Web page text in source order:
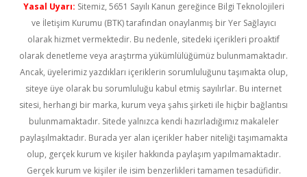
Yasal Uyarı: Sitemiz, 5651 Sayılı Kanun gereğince Bilgi Teknolojileri
ve İletişim Kurumu (BTK) tarafından onaylanmış bir Yer Sağlayıcı
olarak hizmet vermektedir. Bu nedenle, sitedeki içerikleri proaktif
olarak denetleme veya araştırma yükümlülüğümüz bulunmamaktadır.
Ancak, üyelerimiz yazdıkları içeriklerin sorumluluğunu taşımakta olup,
siteye üye olarak bu sorumluluğu kabul etmiş sayılırlar. Bu internet
sitesi, herhangi bir marka, kurum veya şahıs şirketi ile hiçbir bağlantısı
bulunmamaktadır. Sitede yalnızca kendi hazırladığımız makaleler
paylaşılmaktadır. Burada yer alan içerikler haber niteliği taşımamakta
olup, gerçek kurum ve kişiler hakkında paylaşım yapılmamaktadır.
Gerçek kurum ve kişiler ile isim benzerlikleri tamamen tesadüfidir.